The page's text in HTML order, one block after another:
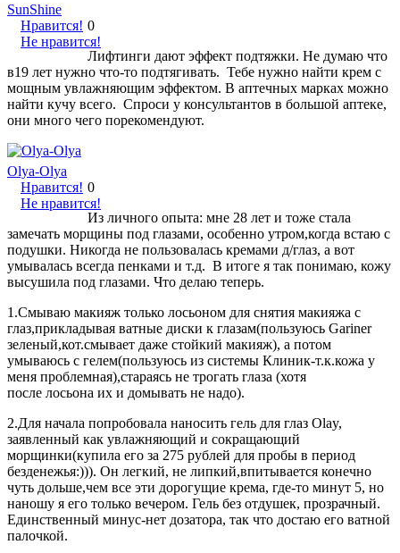
SunShine
Нравится!
Не нравится!
0
Лифтинги дают эффект подтяжки. Не думаю что
в19 лет нужно что-то подтягивать. Тебе нужно найти крем с
мощным увлажняющим эффектом. В аптечных марках можно
найти кучу всего. Спроси у консультантов в большой аптеке,
они много чего порекомендуют.
Olya-Olya
Нравится!
Не нравится!
0
Из личного опыта: мне 28 лет и тоже стала
замечать морщины под глазами, особенно утром,когда встаю с
подушки. Никогда не пользовалась кремами д/глаз, а вот
умывалась всегда пенками и т.д. В итоге я так понимаю, кожу
высушила под глазами. Что делаю теперь.
1.Смываю макияж только лосьоном для снятия макияжа с
глаз,прикладывая ватные диски к глазам(пользуюсь Gariner
зеленый,кот.смывает даже стойкий макияж), а потом
умываюсь с гелем(пользуюсь из системы Клиник-т.к.кожа у
меня проблемная),стараясь не трогать глаза (хотя
после лосьона их и домывать не надо).
2.Для начала попробовала наносить гель для глаз Olay,
заявленный как увлажняющий и сокращающий
морщинки(купила его за 275 рублей для пробы в период
безденежья:))). Он легкий, не липкий,впитывается конечно
чуть дольше,чем все эти дорогущие крема, где-то минут 5, но
наношу я его только вечером. Гель без отдушек, прозрачный.
Единственный минус-нет дозатора, так что достаю его ватной
палочкой.